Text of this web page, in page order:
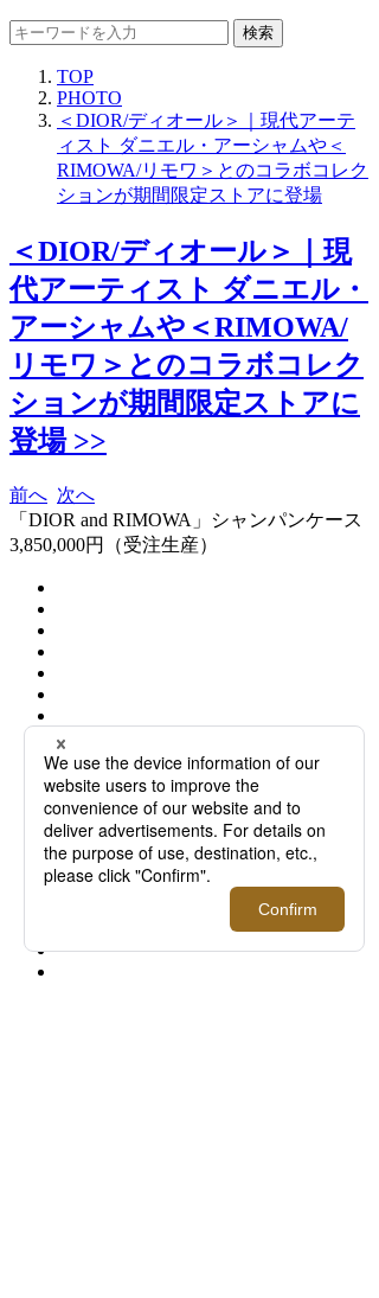
検索
TOP
PHOTO
＜DIOR/ディオール＞｜現代アーテ
ィスト ダニエル・アーシャムや＜
RIMOWA/リモワ＞とのコラボコレク
ションが期間限定ストアに登場
＜DIOR/ディオール＞｜現
代アーティスト ダニエル・
アーシャムや＜RIMOWA/
リモワ＞とのコラボコレク
ションが期間限定ストアに
登場 >>
前へ 次へ
「DIOR and RIMOWA」シャンパンケース
3,850,000円（受注生産）